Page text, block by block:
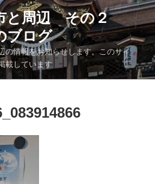
と周辺 その２
ブログ
の情報をお知らせします。このサイ
載しています